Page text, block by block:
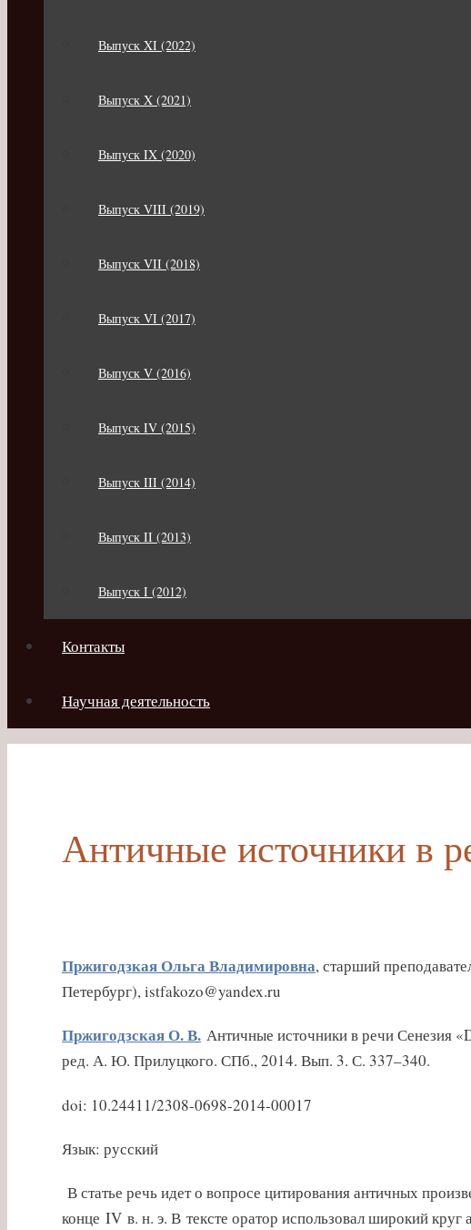
Выпуск XI (2022)
Выпуск X (2021)
Выпуск IX (2020)
Выпуск VIII (2019)
Выпуск VII (2018)
Выпуск VI (2017)
Выпуск V (2016)
Выпуск IV (2015)
Выпуск III (2014)
Выпуск II (2013)
Выпуск I (2012)
Контакты
Научная деятельность
Античные источники в
Пржигодзкая Ольга Владимировна, старший
Петербург), istfakozo@yandex.ru
Пржигодзская О. В. Античные источники в речи Сенезия
ред. А. Ю. Прилуцкого. СПб., 2014. Вып. 3. С. 337–340.
doi: 10.24411/2308-0698-2014-00017
Язык: русский
В статье речь идет о вопросе цитирования античных
конце IV в. н. э. В тексте оратор использовал широкий